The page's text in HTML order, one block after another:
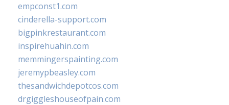
empconst1.com
cinderella-support.com
bigpinkrestaurant.com
inspirehuahin.com
memmingerspainting.com
jeremypbeasley.com
thesandwichdepotcos.com
drgiggleshouseofpain.com